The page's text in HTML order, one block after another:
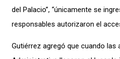
del Palacio”, “únicamente se
responsables autorizaron el
Gutiérrez agregó que cuando las